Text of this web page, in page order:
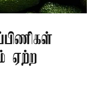
ஏற்ற